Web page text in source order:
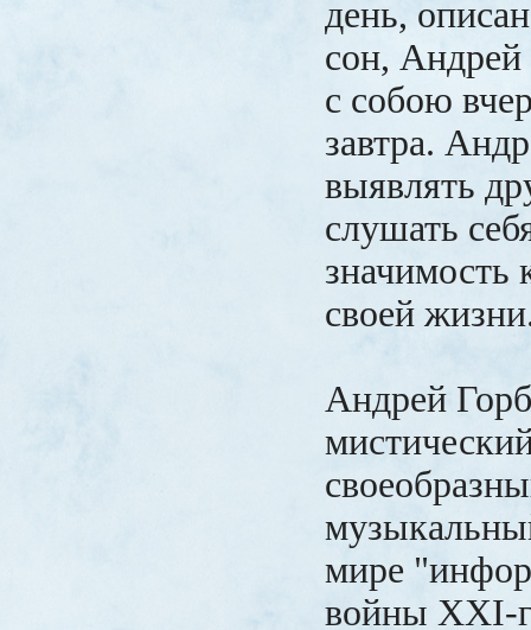
день,
сон, Андрей
с собою
завтра.
выявлять
слушать
своей
Андрей
мире
войны ХХI-